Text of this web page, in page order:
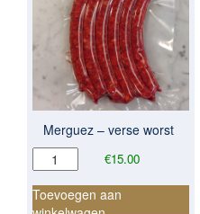
Merguez – verse worst
€15.00
Merguez
-
verse
worst
Toevoegen aan